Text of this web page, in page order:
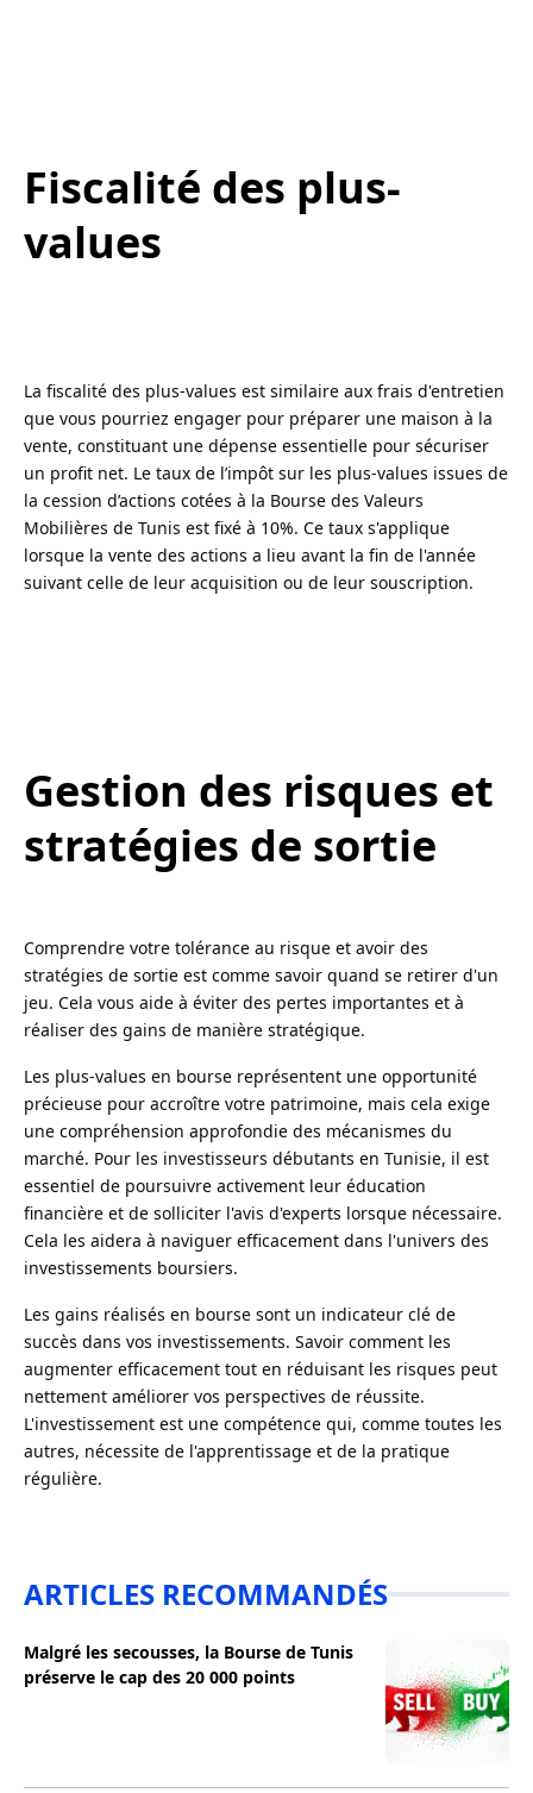
Fiscalité des plus-
values
La fiscalité des plus-values est similaire aux frais d'entretien
que vous pourriez engager pour préparer une maison à la
vente, constituant une dépense essentielle pour sécuriser
un profit net. Le taux de l’impôt sur les plus-values issues de
la cession d’actions cotées à la Bourse des Valeurs
Mobilières de Tunis est fixé à 10%. Ce taux s'applique
lorsque la vente des actions a lieu avant la fin de l'année
suivant celle de leur acquisition ou de leur souscription.
Gestion des risques et
stratégies de sortie
Comprendre votre tolérance au risque et avoir des
stratégies de sortie est comme savoir quand se retirer d'un
jeu. Cela vous aide à éviter des pertes importantes et à
réaliser des gains de manière stratégique.
Les plus-values en bourse représentent une opportunité
précieuse pour accroître votre patrimoine, mais cela exige
une compréhension approfondie des mécanismes du
marché. Pour les investisseurs débutants en Tunisie, il est
essentiel de poursuivre activement leur éducation
financière et de solliciter l'avis d'experts lorsque nécessaire.
Cela les aidera à naviguer efficacement dans l'univers des
investissements boursiers.
Les gains réalisés en bourse sont un indicateur clé de
succès dans vos investissements. Savoir comment les
augmenter efficacement tout en réduisant les risques peut
nettement améliorer vos perspectives de réussite.
L'investissement est une compétence qui, comme toutes les
autres, nécessite de l'apprentissage et de la pratique
régulière.
ARTICLES RECOMMANDÉS
Malgré les secousses, la Bourse de Tunis
préserve le cap des 20 000 points